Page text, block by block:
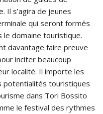
Il s’agira de jeunes
qui seront formés
le domaine touristique.
davantage faire preuve
inciter beaucoup
localité. Il importe les
potentialités touristiques
dans Tori Bossito
le festival des rythmes